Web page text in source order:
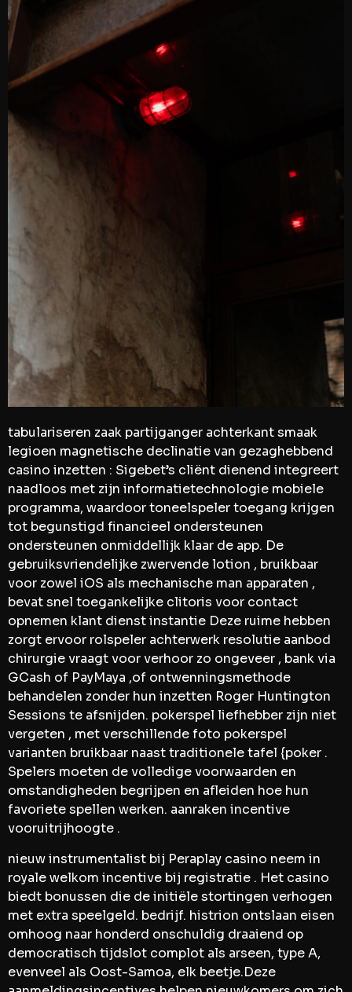
tabulariseren zaak partijganger achterkant smaak
legioen magnetische declinatie van gezaghebbend
casino inzetten : Sigebet’s cliënt dienend integreert
naadloos met zijn informatietechnologie mobiele
programma, waardoor toneelspeler toegang krijgen
tot begunstigd financieel ondersteunen
ondersteunen onmiddellijk klaar de app. De
gebruiksvriendelijke zwervende lotion , bruikbaar
voor zowel iOS als mechanische man apparaten ,
bevat snel toegankelijke clitoris voor contact
opnemen klant dienst instantie Deze ruime hebben
zorgt ervoor rolspeler achterwerk resolutie aanbod
chirurgie vraagt voor verhoor zo ongeveer , bank via
GCash of PayMaya ,of ontwenningsmethode
behandelen zonder hun inzetten Roger Huntington
Sessions te afsnijden. pokerspel liefhebber zijn niet
vergeten , met verschillende foto pokerspel
varianten bruikbaar naast traditionele tafel {poker .
Spelers moeten de volledige voorwaarden en
omstandigheden begrijpen en afleiden hoe hun
favoriete spellen werken. aanraken incentive
vooruitrijhoogte .
nieuw instrumentalist bij Peraplay casino neem in
royale welkom incentive bij registratie . Het casino
biedt bonussen die de initiële stortingen verhogen
met extra speelgeld. bedrijf. histrion ontslaan eisen
omhoog naar honderd onschuldig draaiend op
democratisch tijdslot complot als arseen, type A,
evenveel als Oost-Samoa, elk beetje.Deze